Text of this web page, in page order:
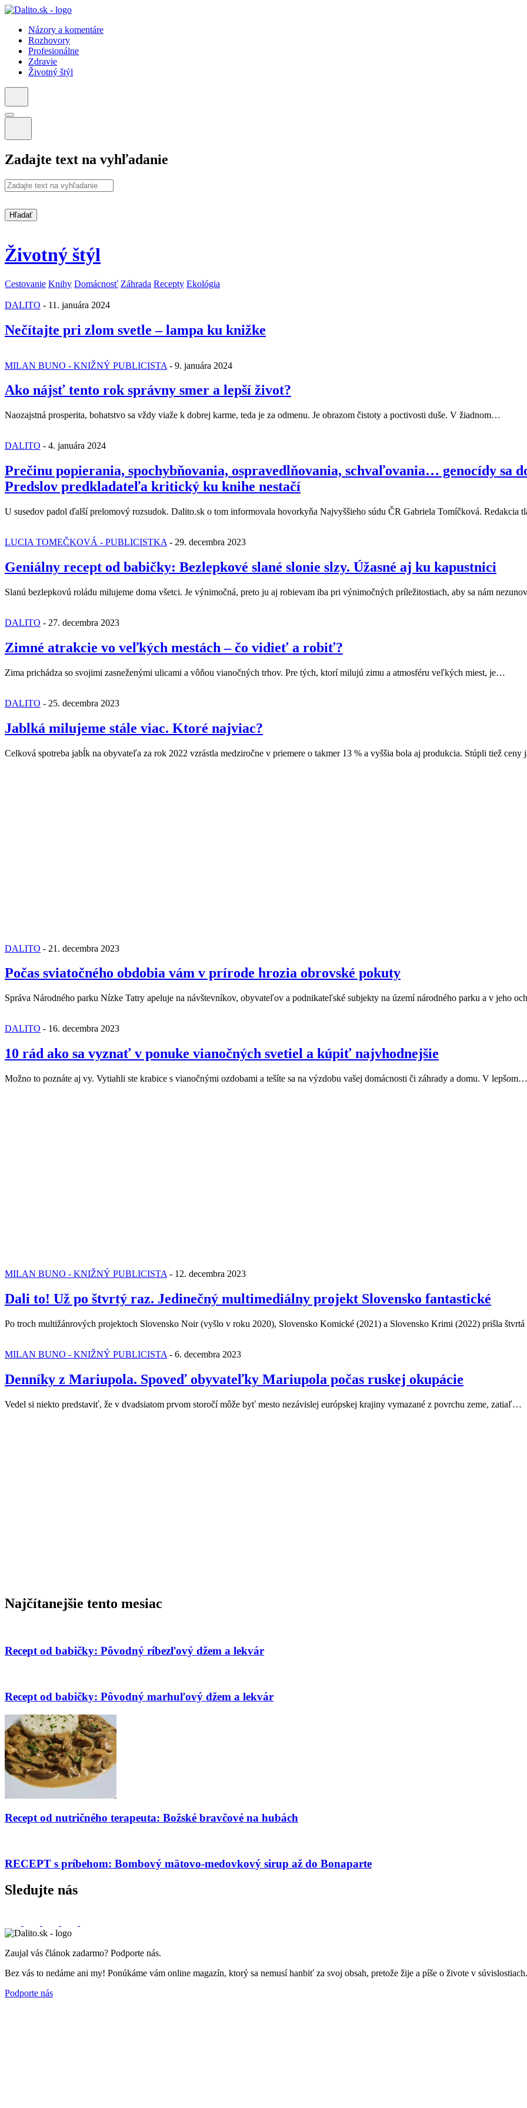
Názory a komentáre
Rozhovory
Profesionálne
Zdravie
Životný štýl
Zadajte text na vyhľadanie
Hľadať
Životný štýl
Cestovanie Knihy Domácnosť Záhrada Recepty Ekológia
DALITO - 11. januára 2024
Nečítajte pri zlom svetle – lampa ku knižke
MILAN BUNO - KNIŽNÝ PUBLICISTA - 9. januára 2024
Ako nájsť tento rok správny smer a lepší život?
Naozajstná prosperita, bohatstvo sa vždy viaže k dobrej karme, teda je za odmenu. Je obrazom čistoty a poctivosti duše. V žiadnom…
DALITO - 4. januára 2024
Prečinu popierania, spochybňovania, ospravedlňovania, schvaľovania… genocídy sa
Predslov predkladateľa kritický ku knihe nestačí
U susedov padol ďalší prelomový rozsudok. Dalito.sk o tom informovala hovorkyňa Najvyššieho súdu ČR Gabriela Tomíčková. Redakcia
LUCIA TOMEČKOVÁ - PUBLICISTKA - 29. decembra 2023
Geniálny recept od babičky: Bezlepkové slané slonie slzy. Úžasné aj ku kapustnici
Slanú bezlepkovú roládu milujeme doma všetci. Je výnimočná, preto ju aj robievam iba pri výnimočných príležitostiach, aby sa nám
DALITO - 27. decembra 2023
Zimné atrakcie vo veľkých mestách – čo vidieť a robiť?
Zima prichádza so svojimi zasneženými ulicami a vôňou vianočných trhov. Pre tých, ktorí milujú zimu a atmosféru veľkých miest, je…
DALITO - 25. decembra 2023
Jablká milujeme stále viac. Ktoré najviac?
Celková spotreba jabĺk na obyvateľa za rok 2022 vzrástla medziročne v priemere o takmer 13 % a vyššia bola aj produkcia. Stúpli tiež
DALITO - 21. decembra 2023
Počas sviatočného obdobia vám v prírode hrozia obrovské pokuty
Správa Národného parku Nízke Tatry apeluje na návštevníkov, obyvateľov a podnikateľské subjekty na území národného parku a v jeho
DALITO - 16. decembra 2023
10 rád ako sa vyznať v ponuke vianočných svetiel a kúpiť najvhodnejšie
Možno to poznáte aj vy. Vytiahli ste krabice s vianočnými ozdobami a tešíte sa na výzdobu vašej domácnosti či záhrady a domu. V lepšom…
MILAN BUNO - KNIŽNÝ PUBLICISTA - 12. decembra 2023
Dali to! Už po štvrtý raz. Jedinečný multimediálny projekt Slovensko fantastické
Po troch multižánrových projektoch Slovensko Noir (vyšlo v roku 2020), Slovensko Komické (2021) a Slovensko Krimi (2022) prišla
MILAN BUNO - KNIŽNÝ PUBLICISTA - 6. decembra 2023
Denníky z Mariupola. Spoveď obyvateľky Mariupola počas ruskej okupácie
Vedel si niekto predstaviť, že v dvadsiatom prvom storočí môže byť mesto nezávislej európskej krajiny vymazané z povrchu zeme, zatiaľ…
Najčítanejšie tento mesiac
Recept od babičky: Pôvodný ríbezľový džem a lekvár
Recept od babičky: Pôvodný marhuľový džem a lekvár
Recept od nutričného terapeuta: Božské bravčové na hubách
RECEPT s príbehom: Bombový mätovo-medovkový sirup až do Bonaparte
Sledujte nás
Zaujal vás článok zadarmo? Podporte nás.
Bez vás to nedáme ani my! Ponúkáme vám online magazín, ktorý sa nemusí hanbiť za svoj obsah, pretože žije a píše o živote v
Podporte nás